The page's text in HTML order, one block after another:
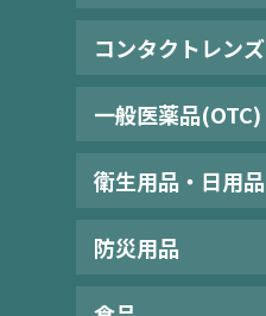
コンタクトレンズ
一般医薬品(OTC)
衛生用品・日用品
防災用品